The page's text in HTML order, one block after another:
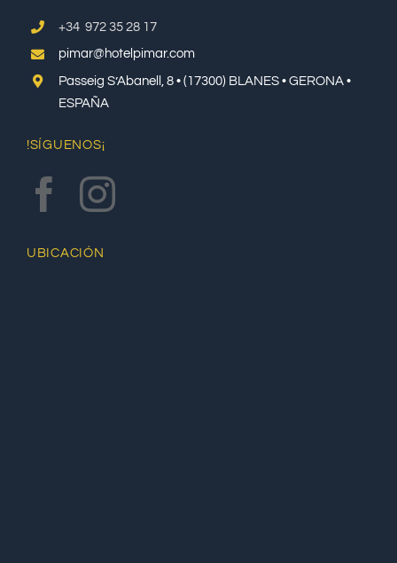
+34 972 35 28 17
pimar@hotelpimar.com
Passeig S’Abanell, 8 • (17300) BLANES • GERONA •
ESPAÑA
!SÍGUENOS¡
UBICACIÓN